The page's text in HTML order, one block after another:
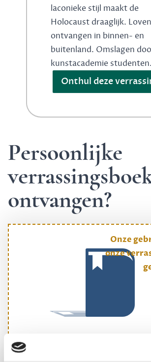
laconieke stijl maakt de
Holocaust draaglijk.
ontvangen in binnen- en
buitenland. Omslagen
kunstacademie studenten.
Onthul deze
Persoonlijke
ontvangen?
ONS MEESTGEKOZEN
Onze
onze